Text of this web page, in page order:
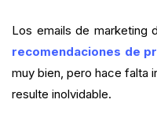
Los emails de marketing
recomendaciones de
muy bien, pero hace falta
resulte inolvidable.